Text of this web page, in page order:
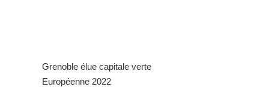
Grenoble élue capitale verte
Européenne 2022